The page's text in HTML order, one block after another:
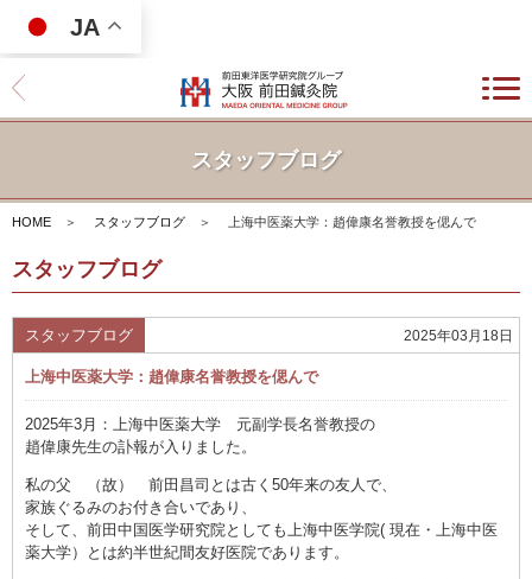
JA
スタッフブログ
HOME ＞ スタッフブログ ＞ 上海中医薬大学：趙偉康名誉教授を偲んで
スタッフブログ
スタッフブログ 2025年03月18日
上海中医薬大学：趙偉康名誉教授を偲んで
2025年3月：上海中医薬大学 元副学長名誉教授の
趙偉康先生の訃報が入りました。
私の父 （故） 前田昌司とは古く50年来の友人で、
家族ぐるみのお付き合いであり、
そして、前田中国医学研究院としても上海中医学院( 現在・上海中医
薬大学）とは約半世紀間友好医院であります。